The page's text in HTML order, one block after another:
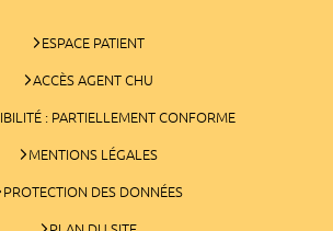
ESPACE PATIENT
ACCÈS AGENT CHU
: PARTIELLEMENT CONFORME
MENTIONS LÉGALES
PROTECTION DES DONNÉES